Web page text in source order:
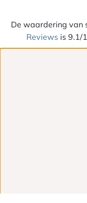
De waardering van
Reviews is 9.1/